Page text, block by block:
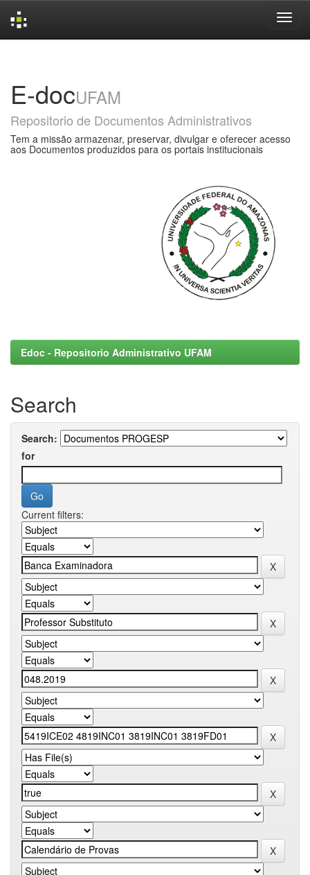
E-docUFAM
Repositorio de Documentos Administrativos
Tem a missão armazenar, preservar, divulgar e oferecer acesso
aos Documentos produzidos para os portais institucionais
Edoc - Repositorio Administrativo UFAM
Search
Search:
for
Current filters: